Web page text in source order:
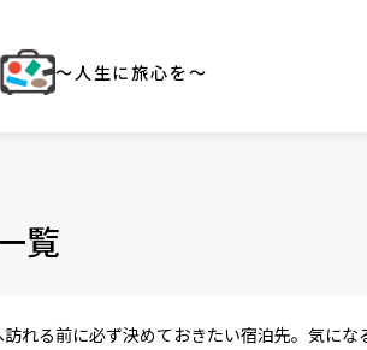
～人生に旅心を～
覧
れる前に必ず決めておきたい宿泊先。気に